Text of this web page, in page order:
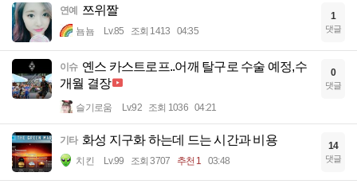
연예 쯔위짤
뇸뇸 Lv.85 조회 1413 04:35
1
댓글
이슈 옌스 카스트로프..어깨 탈구로 수술 예정,수
개월 결장
슬기로움 Lv.92 조회 1036 04:21
0
댓글
기타 화성 지구화 하는데 드는 시간과 비용
치킨 Lv.99 조회 3707 추천 1 03:48
14
댓글